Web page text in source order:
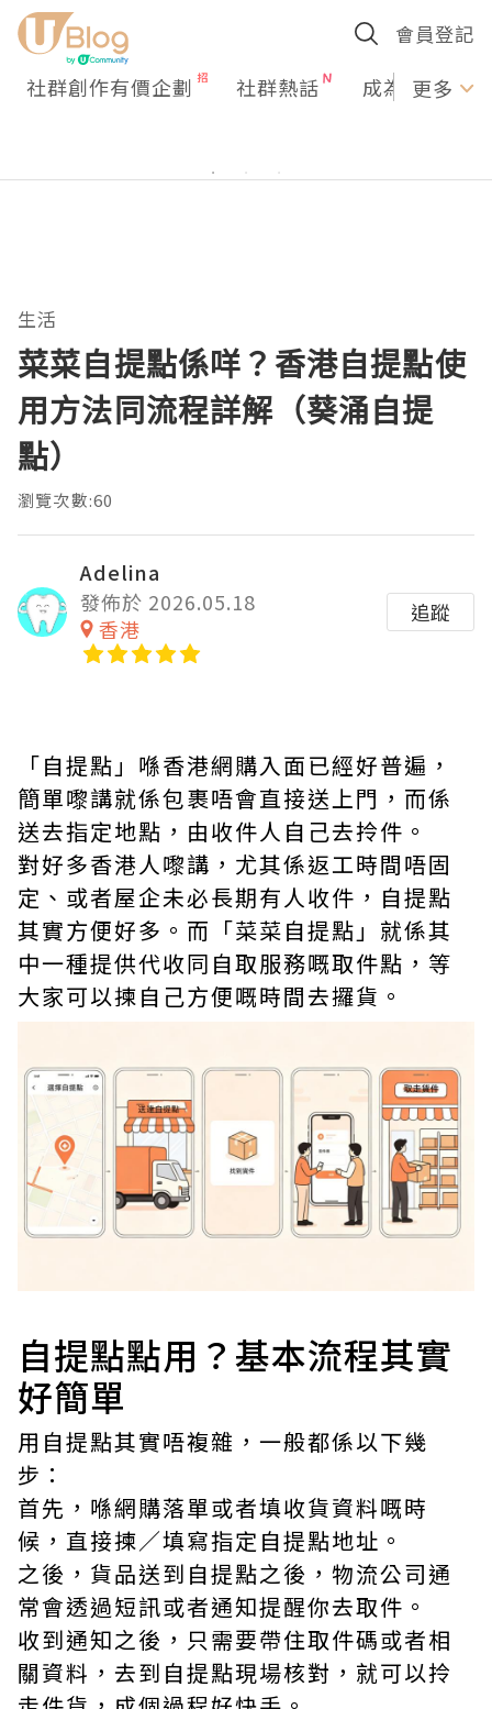
會員登記
社群創作有價企劃 社群熱話 成為U更多
生活
菜菜自提點係咩？香港自提點使
用方法同流程詳解（葵涌自提
點）
瀏覽次數:60
Adelina
發佈於 2026.05.18
香港
追蹤
「自提點」喺香港網購入面已經好普遍，
簡單嚟講就係包裹唔會直接送上門，而係
送去指定地點，由收件人自己去拎件。
對好多香港人嚟講，尤其係返工時間唔固
定、或者屋企未必長期有人收件，自提點
其實方便好多。而「菜菜自提點」就係其
中一種提供代收同自取服務嘅取件點，等
大家可以揀自己方便嘅時間去攞貨。
自提點點用？基本流程其實
好簡單
用自提點其實唔複雜，一般都係以下幾
步：
首先，喺網購落單或者填收貨資料嘅時
候，直接揀／填寫指定自提點地址。
之後，貨品送到自提點之後，物流公司通
常會透過短訊或者通知提醒你去取件。
收到通知之後，只需要帶住取件碼或者相
關資料，去到自提點現場核對，就可以拎